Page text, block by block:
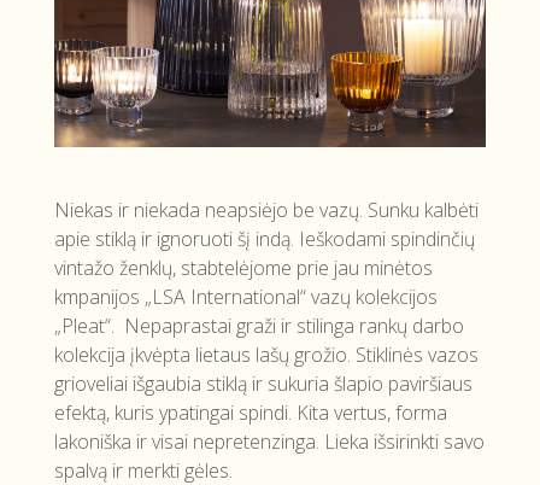
Niekas ir niekada neapsiėjo be vazų. Sunku kalbėti
apie stiklą ir ignoruoti šį indą. Ieškodami spindinčių
vintažo ženklų, stabtelėjome prie jau minėtos
kmpanijos „LSA International“ vazų kolekcijos
„Pleat“. Nepaprastai graži ir stilinga rankų darbo
kolekcija įkvėpta lietaus lašų grožio. Stiklinės vazos
grioveliai išgaubia stiklą ir sukuria šlapio paviršiaus
efektą, kuris ypatingai spindi. Kita vertus, forma
lakoniška ir visai nepretenzinga. Lieka išsirinkti savo
spalvą ir merkti gėles.